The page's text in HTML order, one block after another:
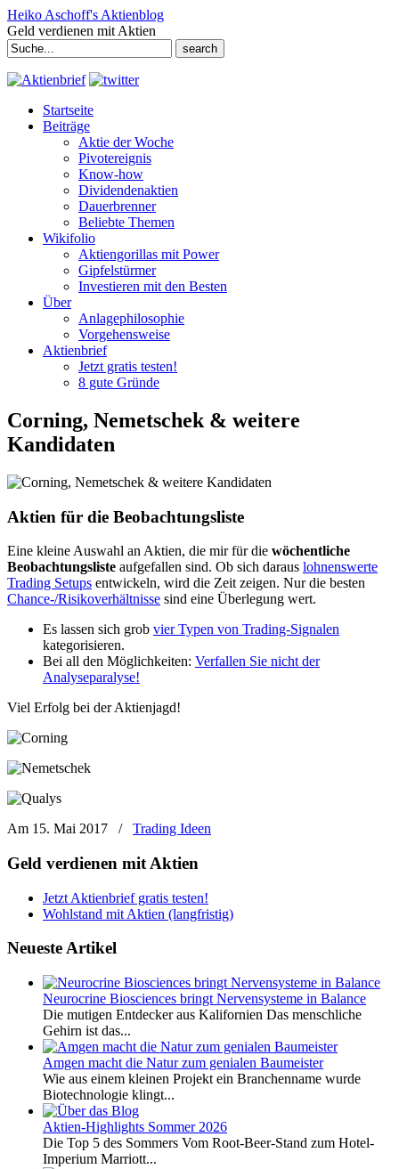
Heiko Aschoff's Aktienblog
Geld verdienen mit Aktien
Search
for:
Startseite
Beiträge
Aktie der Woche
Pivotereignis
Know-how
Dividendenaktien
Dauerbrenner
Beliebte Themen
Wikifolio
Aktiengorillas mit Power
Gipfelstürmer
Investieren mit den Besten
Über
Anlagephilosophie
Vorgehensweise
Aktienbrief
Jetzt gratis testen!
8 gute Gründe
Corning, Nemetschek & weitere
Kandidaten
Aktien für die Beobachtungsliste
Eine kleine Auswahl an Aktien, die mir für die wöchentliche
Beobachtungsliste aufgefallen sind. Ob sich daraus lohnenswerte
Trading Setups entwickeln, wird die Zeit zeigen. Nur die besten
Chance-/Risikoverhältnisse sind eine Überlegung wert.
Es lassen sich grob vier Typen von Trading-Signalen
kategorisieren.
Bei all den Möglichkeiten: Verfallen Sie nicht der
Analyseparalyse!
Viel Erfolg bei der Aktienjagd!
Am 15. Mai 2017 / Trading Ideen
Geld verdienen mit Aktien
Jetzt Aktienbrief gratis testen!
Wohlstand mit Aktien (langfristig)
Neueste Artikel
Neurocrine Biosciences bringt Nervensysteme in Balance
Die mutigen Entdecker aus Kalifornien Das menschliche
Gehirn ist das...
Amgen macht die Natur zum genialen Baumeister
Wie aus einem kleinen Projekt ein Branchenname wurde
Biotechnologie klingt...
Aktien-Highlights Sommer 2026
Die Top 5 des Sommers Vom Root-Beer-Stand zum Hotel-
Imperium Marriott...